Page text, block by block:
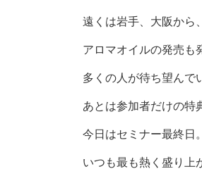
遠くは岩手、大阪から
アロマオイルの発売も
多くの人が待ち望んで
あとは参加者だけの特
今日はセミナー最終日
いつも最も熱く盛り上